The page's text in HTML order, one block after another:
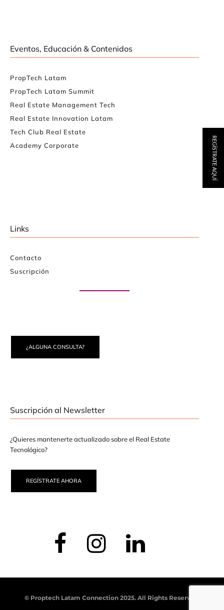
Eventos, Educación & Contenidos
PropTech Latam
PropTech Latam Summit
Real Estate Management Tech
Real Estate Innovation Latam
Tech Club Real Estate
Academy Corporate
Links
Contacto
Suscripción
¿ALGUNA CONSULTA?
Suscripción al Newsletter
¿Quieres mantenerte actualizado sobre el Real Estate
Tecnológico?
REGÍSTRATE AHORA
© Proptech Latam Connection 2025. All Rights Reserved.
REGÍSTRATE AQUÍ